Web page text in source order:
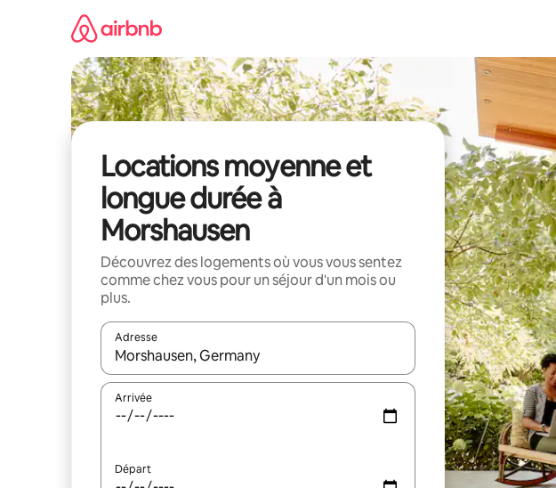
Locations moyenne et
longue durée à
Morshausen
Découvrez des logements où vous vous sentez
comme chez vous pour un séjour d'un mois ou
plus.
Adresse
Lorsque les résultats s'affichent, utilisez les flèches vers le haut et vers le
Arrivée
Départ